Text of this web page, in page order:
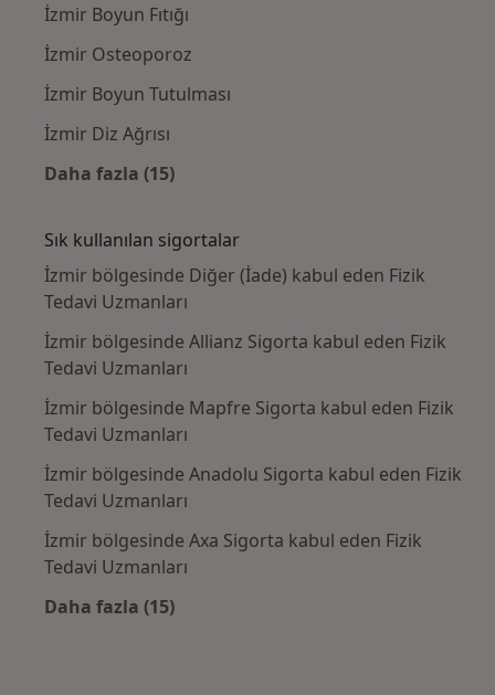
İzmir Boyun Fıtığı
İzmir Osteoporoz
İzmir Boyun Tutulması
İzmir Diz Ağrısı
Daha fazla (15)
Sık kullanılan sigortalar
İzmir bölgesinde Diğer (İade) kabul eden Fizik
Tedavi Uzmanları
İzmir bölgesinde Allianz Sigorta kabul eden Fizik
Tedavi Uzmanları
İzmir bölgesinde Mapfre Sigorta kabul eden Fizik
Tedavi Uzmanları
İzmir bölgesinde Anadolu Sigorta kabul eden Fizik
Tedavi Uzmanları
İzmir bölgesinde Axa Sigorta kabul eden Fizik
Tedavi Uzmanları
Daha fazla (15)